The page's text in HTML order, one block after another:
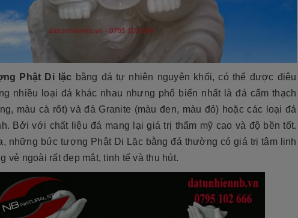
Phật Di lặc bằng đá tự nhiên nguyên khối, có thể được điêu
nhiều loại đá khác nhau nhưng phổ biến nhất là đá cẩm thạch
màu cà rốt) và đá Granite (màu đen, màu đỏ) hoặc các loại đá
Bởi với chất liệu đá mang lại giá trị thẩm mỹ cao và độ bền tốt.
những bức tượng Phật Di Lặc bằng đá thường có giá trị tâm linh
vẻ ngoài rất đẹp mắt, tinh tế và thu hút.